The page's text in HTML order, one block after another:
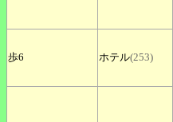
歩6 ホテル(253)